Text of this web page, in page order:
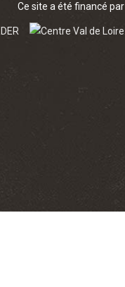
Ce site a été financé par